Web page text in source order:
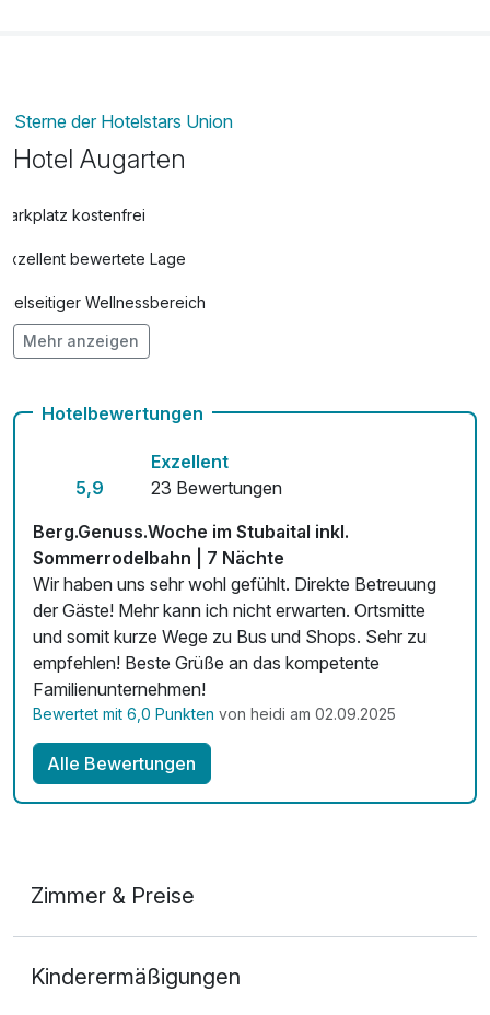
Sterne der Hotelstars Union
Hotel Augarten
Parkplatz kostenfrei
Exzellent bewertete Lage
Vielseitiger Wellnessbereich
Hunde im Hotel erlaubt für 18,00 € pro Stück / Tag
Zimmerservice verfügbar
Mit Hotelbar
Mehr anzeigen
Hotelbewertungen
5,9
Exzellent
23 Bewertungen
Berg.Genuss.Woche im Stubaital inkl.
Sommerrodelbahn | 7 Nächte
Wir haben uns sehr wohl gefühlt. Direkte Betreuung
der Gäste! Mehr kann ich nicht erwarten. Ortsmitte
und somit kurze Wege zu Bus und Shops. Sehr zu
empfehlen! Beste Grüße an das kompetente
Familienunternehmen!
Bewertet mit 6,0 Punkten von heidi am 02.09.2025
Alle Bewertungen
Zimmer & Preise
2 Erwachsene
Kinderermäßigungen